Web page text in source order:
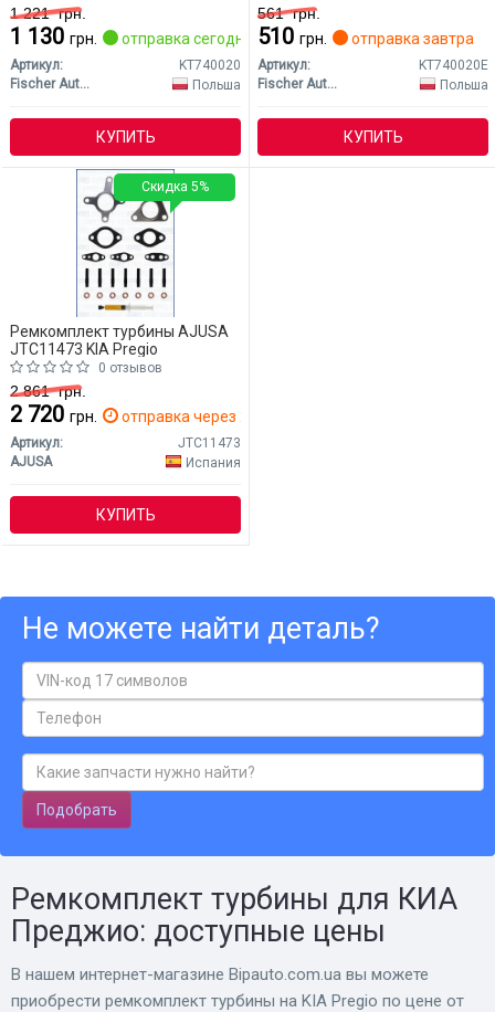
1 221грн.
1 130 грн. отправка сегодня
Артикул:
KT740020
Fischer Automotive One (FA1)
Польша
КУПИТЬ
561грн.
510 грн. отправка завтра
Артикул:
KT740020E
Fischer Automotive One (FA1)
Польша
КУПИТЬ
Ремкомплект турбины AJUSA
JTC11473 KIA Pregio
0 отзывов
2 861грн.
2 720 грн. отправка через 2 дн.
Артикул:
JTC11473
AJUSA
Испания
КУПИТЬ
Скидка 5%
Не можете найти деталь?
Подобрать
Ремкомплект турбины для КИА
Преджио: доступные цены
В нашем интернет-магазине Bіpauto.com.ua вы можете
приобрести ремкомплект турбины на KIA Pregio по цене от